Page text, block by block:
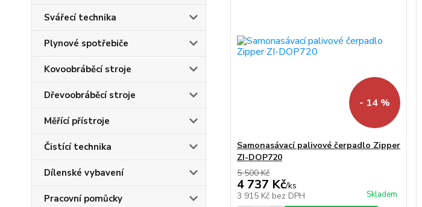
Svářecí technika
Plynové spotřebiče
Kovoobráběcí stroje
Dřevoobráběcí stroje
Měřící přístroje
Čistící technika
Dílenské vybavení
Pracovní pomůcky
- 14 %
Samonasávací palivové čerpadlo Zipper
ZI-DOP720
5 500 Kč
4 737 Kč/ks
3 915 Kč bez DPH Skladem